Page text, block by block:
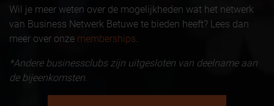
Wil je meer weten over de mogelijkheden wat het netwerk
van Business Netwerk Betuwe te bieden heeft? Lees dan
meer over onze memberships
*Andere businessclubs zijn uitgesloten van deelname aan
de bijeenkomsten.